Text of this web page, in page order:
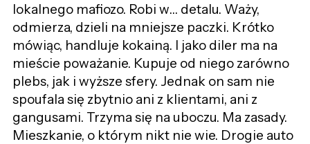
lokalnego mafiozo. Robi w… detalu. Waży,
odmierza, dzieli na mniejsze paczki. Krótko
mówiąc, handluje kokainą. I jako diler ma na
mieście poważanie. Kupuje od niego zarówno
plebs, jak i wyższe sfery. Jednak on sam nie
spoufala się zbytnio ani z klientami, ani z
gangusami. Trzyma się na uboczu. Ma zasady.
Mieszkanie, o którym nikt nie wie. Drogie auto